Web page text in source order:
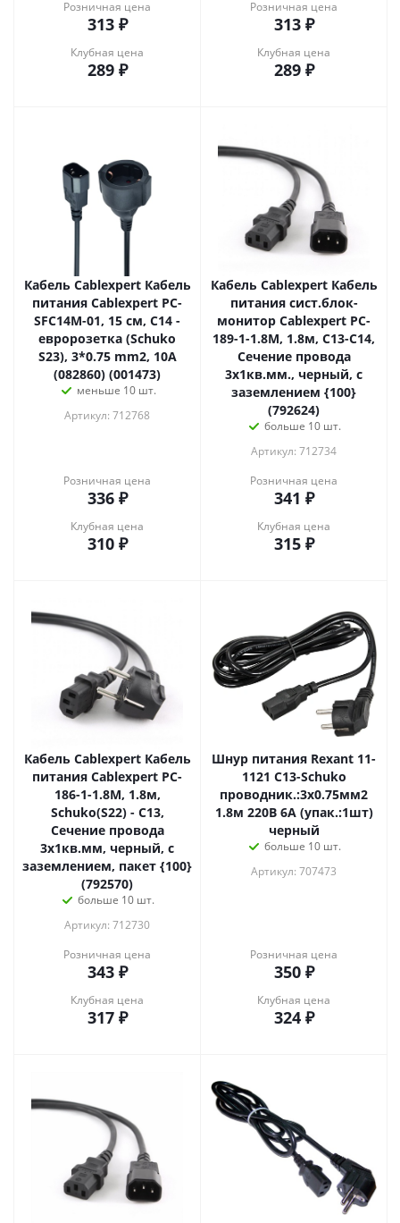
Розничная цена
313₽
Клубная цена
289₽
Розничная цена
313₽
Клубная цена
289₽
Кабель Cablexpert Кабель
питания Cablexpert PC-
SFC14M-01, 15 см, C14 -
евророзетка (Schuko
S23), 3*0.75 mm2, 10A
(082860) (001473)
меньше 10 шт.
Артикул: 712768
Розничная цена
336₽
Клубная цена
310₽
Кабель Cablexpert Кабель
питания сист.блок-
монитор Cablexpert PC-
189-1-1.8M, 1.8м, C13-C14,
Сечение провода
3x1кв.мм., черный, с
заземлением {100}
(792624)
больше 10 шт.
Артикул: 712734
Розничная цена
341 ₽
Клубная цена
315₽
Кабель Cablexpert Кабель
питания Cablexpert PC-
186-1-1.8M, 1.8м,
Schuko(S22) - C13,
Сечение провода
3x1кв.мм, черный, с
заземлением, пакет {100}
(792570)
больше 10 шт.
Артикул: 712730
Розничная цена
343₽
Клубная цена
317₽
Шнур питания Rexant 11-
1121 C13-Schuko
проводник.:3x0.75мм2
1.8м 220В 6А (упак.:1шт)
черный
больше 10 шт.
Артикул: 707473
Розничная цена
350₽
Клубная цена
324₽